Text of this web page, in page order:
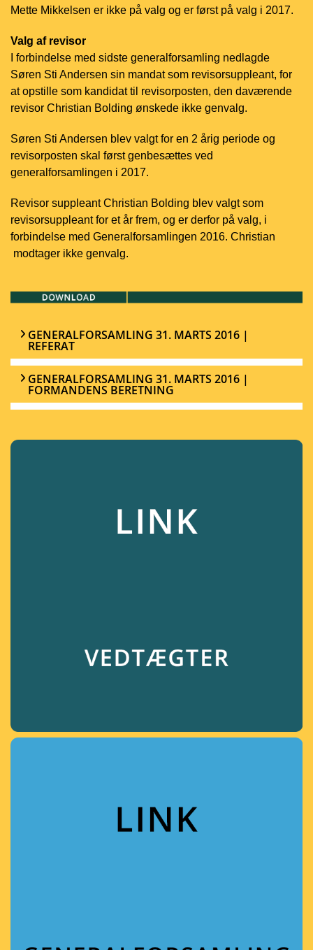
Mette Mikkelsen er ikke på valg og er først på valg i 2017.
Valg af revisor
I forbindelse med sidste generalforsamling nedlagde
Søren Sti Andersen sin mandat som revisorsuppleant, for
at opstille som kandidat til revisorposten, den daværende
revisor Christian Bolding ønskede ikke genvalg.
Søren Sti Andersen blev valgt for en 2 årig periode og
revisorposten skal først genbesættes ved
generalforsamlingen i 2017.
Revisor suppleant Christian Bolding blev valgt som
revisorsuppleant for et år frem, og er derfor på valg, i
forbindelse med Generalforsamlingen 2016. Christian
modtager ikke genvalg.
GENERALFORSAMLING 31. MARTS 2016 |
REFERAT
GENERALFORSAMLING 31. MARTS 2016 |
FORMANDENS BERETNING